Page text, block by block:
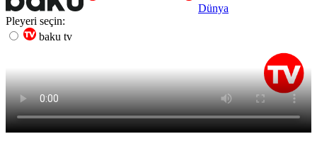
Dünya
Pleyeri seçin:
baku tv